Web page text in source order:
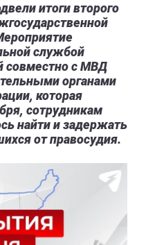
итоги второго
службой
совместно с МВД
органами
которая
сотрудникам
найти и задержать
от правосудия.